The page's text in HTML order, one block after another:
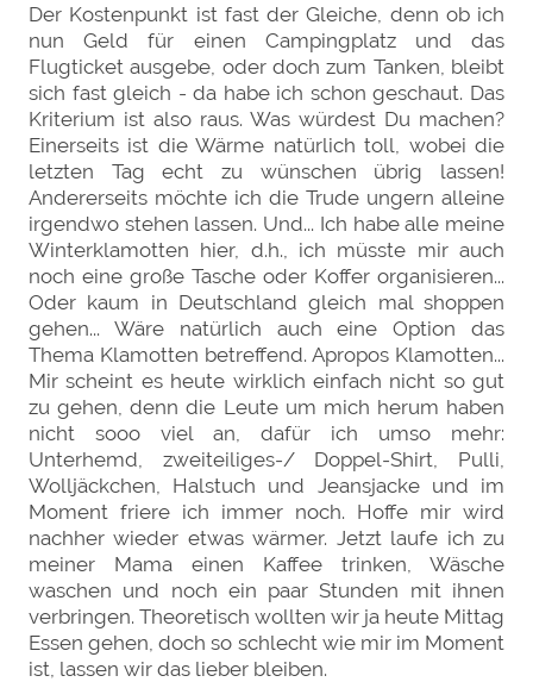
Der Kostenpunkt ist fast der Gleiche, denn ob ich
nun Geld für einen Campingplatz und das
Flugticket ausgebe, oder doch zum Tanken, bleibt
sich fast gleich - da habe ich schon geschaut. Das
Kriterium ist also raus. Was würdest Du machen?
Einerseits ist die Wärme natürlich toll, wobei die
letzten Tag echt zu wünschen übrig lassen!
Andererseits möchte ich die Trude ungern alleine
irgendwo stehen lassen. Und... Ich habe alle meine
Winterklamotten hier, d.h., ich müsste mir auch
noch eine große Tasche oder Koffer organisieren...
Oder kaum in Deutschland gleich mal shoppen
gehen... Wäre natürlich auch eine Option das
Thema Klamotten betreffend. Apropos Klamotten...
Mir scheint es heute wirklich einfach nicht so gut
zu gehen, denn die Leute um mich herum haben
nicht sooo viel an, dafür ich umso mehr:
Unterhemd, zweiteiliges-/ Doppel-Shirt, Pulli,
Wolljäckchen, Halstuch und Jeansjacke und im
Moment friere ich immer noch. Hoffe mir wird
nachher wieder etwas wärmer. Jetzt laufe ich zu
meiner Mama einen Kaffee trinken, Wäsche
waschen und noch ein paar Stunden mit ihnen
verbringen. Theoretisch wollten wir ja heute Mittag
Essen gehen, doch so schlecht wie mir im Moment
ist, lassen wir das lieber bleiben.